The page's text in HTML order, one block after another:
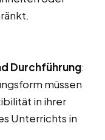
Durchführung:
müssen
in ihrer
Unterrichts in